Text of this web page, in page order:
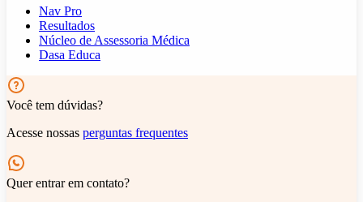
Nav Pro
Resultados
Núcleo de Assessoria Médica
Dasa Educa
Você tem dúvidas?
Acesse nossas perguntas frequentes
Quer entrar em contato?